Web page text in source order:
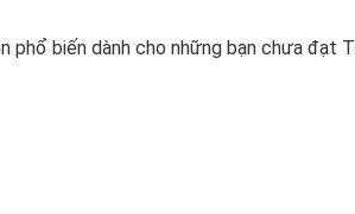
biến dành cho những bạn chưa đạt